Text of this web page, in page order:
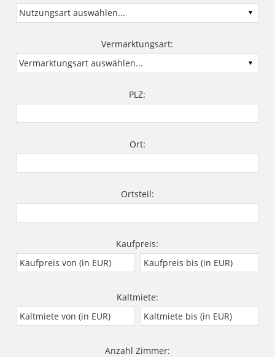
Vermarktungsart:
PLZ:
Ort:
Ortsteil:
Kaufpreis:
Kaltmiete:
Anzahl Zimmer: